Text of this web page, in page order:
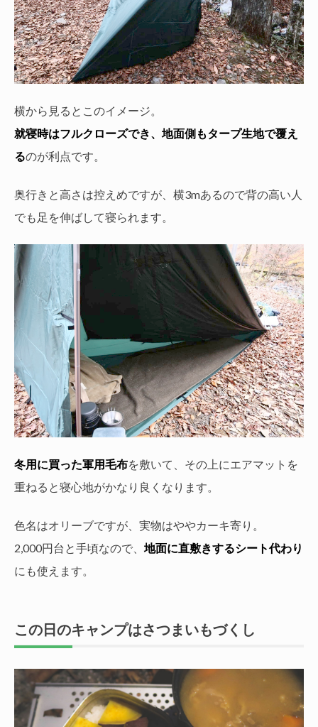
横から見るとこのイメージ。
就寝時はフルクローズでき、地面側もタープ生地で覆え
るのが利点です。
奥行きと高さは控えめですが、横3mあるので背の高い人
でも足を伸ばして寝られます。
冬用に買った軍用毛布を敷いて、その上にエアマットを
重ねると寝心地がかなり良くなります。
色名はオリーブですが、実物はややカーキ寄り。
2,000円台と手頃なので、 地面に直敷きするシート代わり
にも使えます。
この日のキャンプはさつまいもづくし